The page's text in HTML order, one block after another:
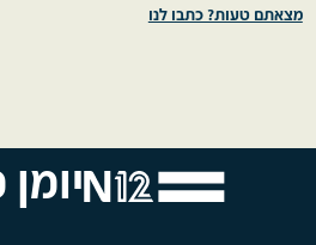
מצאתם טעות? כתבו לנו